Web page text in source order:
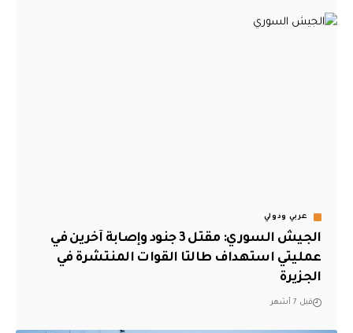
عربي ودولي
الجيش السوري: مقتل 3 جنود وإصابة آخرين في
عمليتي استهداف طالتا القوات المنتشرة في
الجزيرة
قبل 7 أشهر